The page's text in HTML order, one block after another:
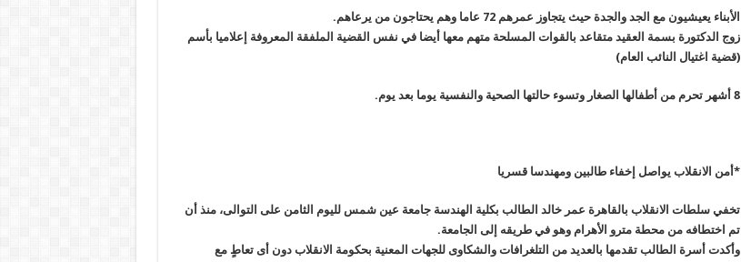
الأبناء يعيشيون مع الجد والجدة حيث يتجاوز عمرهم 72 عاما وهم يحتاجون من يرعاهم
.
زوج الدكتورة بسمة العقيد متقاعد بالقوات المسلحة متهم معها أيضا في نفس القضية الملفقة المعروفة إعلاميا بأسم
(قضية اغتيال النائب العام)
8 أشهر تحرم من أطفالها الصغار وتسوء حالتها الصحية والنفسية يوما بعد يوم.
*أمن الانقلاب يواصل إخفاء طالبين ومهندسا قسريا
تخفي سلطات الانقلاب بالقاهرة عمر خالد الطالب بكلية الهندسة جامعة عين شمس لليوم الثامن على التوالى، منذ أن
تم اختطافه من محطة مترو الأهرام وهو في طريقه إلى الجامعة.
وأكدت أسرة الطالب تقدمها بالعديد من التلغرافات والشكاوى للجهات المعنية بحكومة الانقلاب دون أى تعاطٍ مع